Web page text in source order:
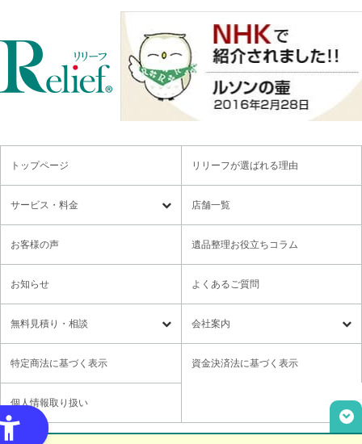
トップページ リリーフが選ばれる理由
サービス・料金
遺品整理 残置物撤去
特殊清掃・孤独死 ゴミ屋敷・モノ屋敷
各種セミナーのご案内 領収書の発行方法
店舗一覧
お客様の声 遺品整理お役立ちコラム
お知らせ よくあるご質問
無料⾒積り・相談
無料⾒積り・相談 LINE無料相談
ご意見箱
取材・講演依頼
会社案内
社長メッセージ
特定商法に基づく表示 資金決済法に基づく表示
個人情報取り扱い